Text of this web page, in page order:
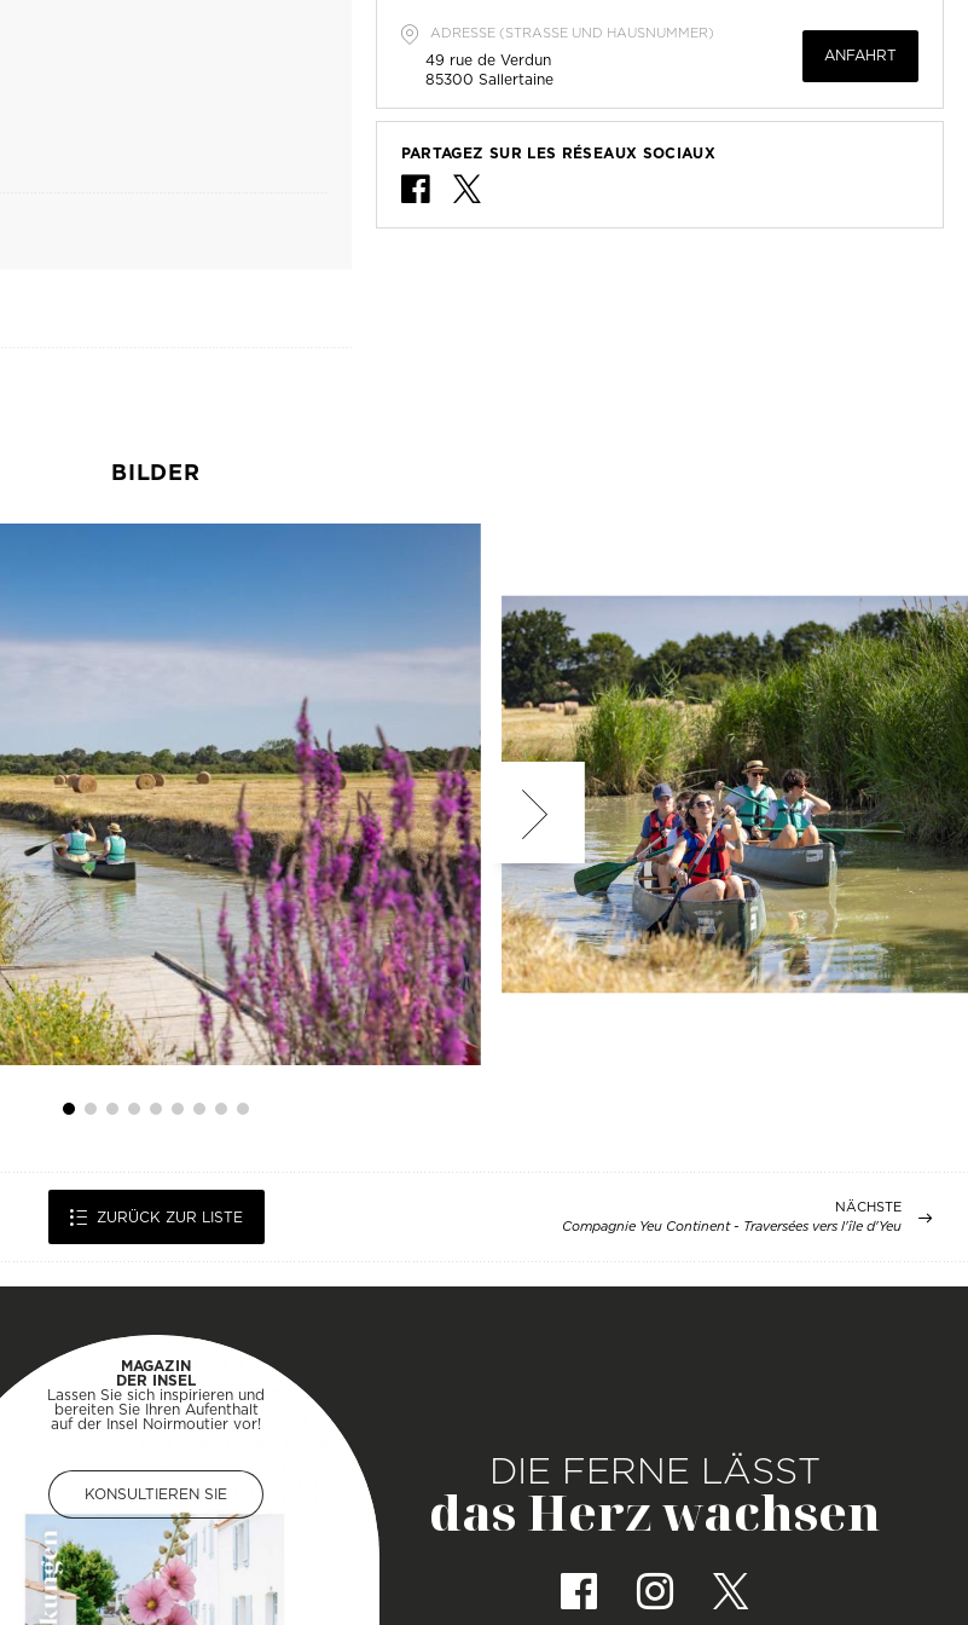
ADRESSE (STRASSE UND HAUSNUMMER)
49 rue de Verdun
85300 Sallertaine
ANFAHRT
PARTAGEZ SUR LES RÉSEAUX SOCIAUX
BILDER
ZURÜCK ZUR LISTE
NÄCHSTE
Compagnie Yeu Continent - Traversées vers l'île d'Yeu
MAGAZIN
DER INSEL
Lassen Sie sich inspirieren und
bereiten Sie Ihren Aufenthalt
auf der Insel Noirmoutier vor!
KONSULTIEREN SIE
KONSULTIEREN SIE
DIE FERNE LÄSST
das Herz wachsen